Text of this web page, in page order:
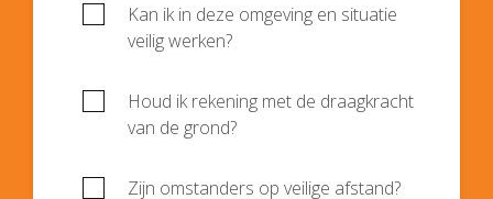
Kan ik in deze omgeving en situatie
veilig werken?
Houd ik rekening met de draagkracht
van de grond?
Zijn omstanders op veilige afstand?